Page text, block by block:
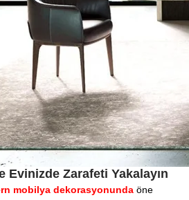
Evinizde Zarafeti Yakalayın
mobilya dekorasyonundaöne